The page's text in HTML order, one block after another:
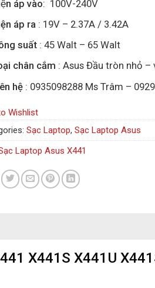
áp vào: 100V-240V
áp ra: 19V – 2.37A / 3.42A
suất: 45 Walt – 65 Walt
chân cắm : Asus Đầu tròn nhỏ –
hệ: 0935098288 Ms Trâm –
Wishlist
Sạc Laptop, Sạc Laptop Asus
Laptop Asus X441
X441S X441U